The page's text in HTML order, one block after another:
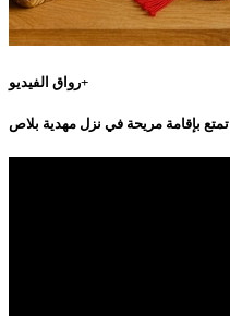
رواق الفيديو+
تمتع بإقامة مريحة في نزل مهدية بلاص